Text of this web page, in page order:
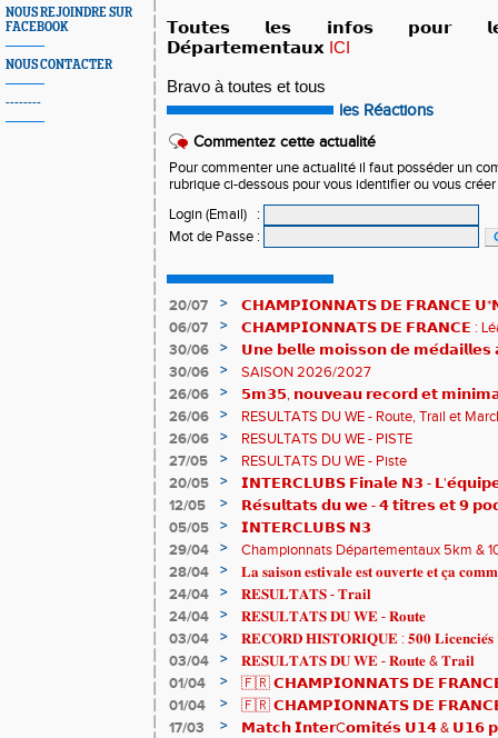
NOUS REJOINDRE SUR
FACEBOOK
NOUS CONTACTER
--------
𝗧𝗼𝘂𝘁𝗲𝘀 𝗹𝗲𝘀 𝗶𝗻𝗳𝗼𝘀 𝗽𝗼𝘂𝗿
𝗗𝗲́𝗽𝗮𝗿𝘁𝗲𝗺𝗲𝗻𝘁𝗮𝘂𝘅 ICI
Bravo à toutes et tous
les Réactions
Commentez cette actualité
Pour commenter une actualité il faut posséder un
rubrique ci-dessous pour vous identifier ou vous
Login (Email)
:
Mot de Passe :
20/07 >
𝗖𝗛𝗔𝗠𝗣𝗜𝗢𝗡𝗡𝗔𝗧𝗦 𝗗𝗘 𝗙𝗥𝗔𝗡𝗖𝗘
𝗵𝗶𝘀𝘁𝗼𝗿𝗶𝗾𝘂𝗲𝘀 !
06/07 >
𝗖𝗛𝗔𝗠𝗣𝗜𝗢𝗡𝗡𝗔𝗧𝗦 𝗗𝗘 𝗙𝗥𝗔𝗡𝗖𝗘 : Léane
83è !
30/06 >
𝗨𝗻𝗲 𝗯𝗲𝗹𝗹𝗲 𝗺𝗼𝗶𝘀𝘀𝗼𝗻 𝗱𝗲
𝗔𝗨𝗥𝗔 !
30/06 >
SAISON 2026/2027
26/06
>
𝟱𝗺𝟯𝟱, 𝗻𝗼𝘂𝘃𝗲𝗮𝘂 𝗿𝗲𝗰𝗼𝗿𝗱 𝗲𝘁
𝗖𝗵𝗮𝗺𝗽𝗶𝗼𝗻𝗻𝗮𝘁𝘀 𝗱𝘂 𝗠𝗼𝗻𝗱𝗲 𝗨𝟮𝟬
26/06 >
RESULTATS DU WE - Route, Trail et
26/06
>
RESULTATS DU WE - PISTE
27/05
>
RESULTATS DU WE - Piste
20/05
>
𝗜𝗡𝗧𝗘𝗥𝗖𝗟𝗨𝗕𝗦 𝗙𝗶𝗻𝗮𝗹𝗲 𝗡𝟯 -
𝟯𝟮𝟰𝟮𝟳𝗽𝘁𝘀
12/05 >
𝗥𝗲́𝘀𝘂𝗹𝘁𝗮𝘁𝘀 𝗱𝘂 𝘄𝗲 - 𝟰 𝘁𝗶𝘁𝗿𝗲𝘀 𝗲𝘁 𝟵
05/05
>
𝗜𝗡𝗧𝗘𝗥𝗖𝗟𝗨𝗕𝗦 𝗡𝟯
29/04
>
Championnats Départementaux 5km &
de bronze et un max de plaisir pour tous !
28/04 >
𝐋𝐚 𝐬𝐚𝐢𝐬𝐨𝐧 𝐞𝐬𝐭𝐢𝐯𝐚𝐥𝐞 𝐞𝐬𝐭 𝐨𝐮𝐯𝐞𝐫𝐭𝐞 𝐞𝐭 𝐜̧𝐚
24/04
>
𝐑𝐄𝐒𝐔𝐋𝐓𝐀𝐓𝐒 - 𝐓𝐫𝐚𝐢𝐥
24/04
>
𝐑𝐄𝐒𝐔𝐋𝐓𝐀𝐓𝐒 𝐃𝐔 𝐖𝐄 - 𝐑𝐨𝐮𝐭𝐞
03/04
>
𝐑𝐄𝐂𝐎𝐑𝐃 𝐇𝐈𝐒𝐓𝐎𝐑𝐈𝐐𝐔𝐄 : 𝟓𝟎𝟎 𝐋𝐢𝐜𝐞𝐧𝐜𝐢𝐞́𝐬
03/04
>
𝐑𝐄𝐒𝐔𝐋𝐓𝐀𝐓𝐒 𝐃𝐔 𝐖𝐄 - 𝐑𝐨𝐮𝐭𝐞 & 𝐓𝐫𝐚𝐢𝐥
01/04
>
🇫🇷 𝗖𝗛𝗔𝗠𝗣𝗜𝗢𝗡𝗡𝗔𝗧𝗦 𝗗𝗘 𝗙𝗥𝗔𝗡𝗖𝗘
résultats
01/04 >
🇫🇷 𝗖𝗛𝗔𝗠𝗣𝗜𝗢𝗡𝗡𝗔𝗧𝗦 𝗗𝗘 𝗙𝗥𝗔𝗡𝗖𝗘
𝒕𝒓𝒂𝒊𝒍𝒆𝒖𝒓𝒔 𝒓𝒂𝒎𝒆̀𝒏𝒆𝒏𝒕 4 𝒎𝒆́𝒅𝒂𝒊𝒍𝒍𝒆𝒔 !
17/03 >
𝗠𝗮𝘁𝗰𝗵 𝗜𝗻𝘁𝗲𝗿C𝗼𝗺𝗶𝘁𝗲́𝘀 𝗨𝟭𝟰 & 𝗨𝟭𝟲